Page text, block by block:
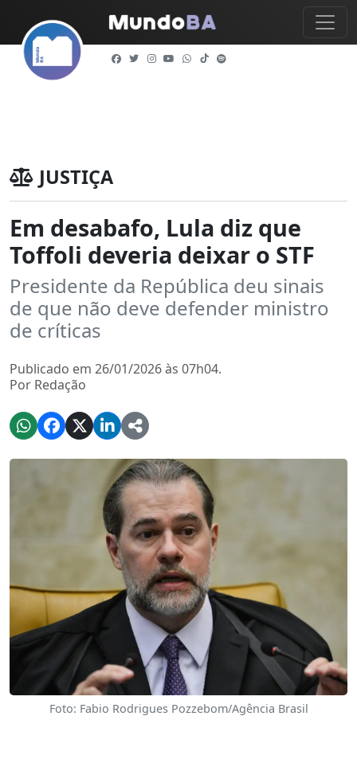
JUSTIÇA
Em desabafo, Lula diz que
Toffoli deveria deixar o STF
Presidente da República deu sinais
de que não deve defender ministro
de críticas
Publicado em 26/01/2026 às 07h04.
Por Redação
Foto: Fabio Rodrigues Pozzebom/Agência Brasil